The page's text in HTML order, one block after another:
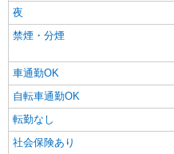
夜
禁煙・分煙
車通勤OK
自転車通勤OK
転勤なし
社会保険あり